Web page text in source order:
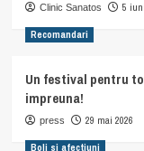
Clinic Sanatos 5
Recomandari
Un festival pentru
impreuna!
press 29 mai 2026
Boli si afectiuni